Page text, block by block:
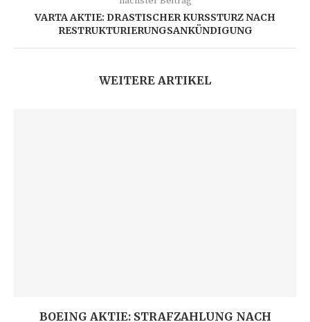
VARTA AKTIE: DRASTISCHER KURSSTURZ NACH
RESTRUKTURIERUNGSANKÜNDIGUNG
WEITERE ARTIKEL
BOEING AKTIE: STRAFZAHLUNG NACH